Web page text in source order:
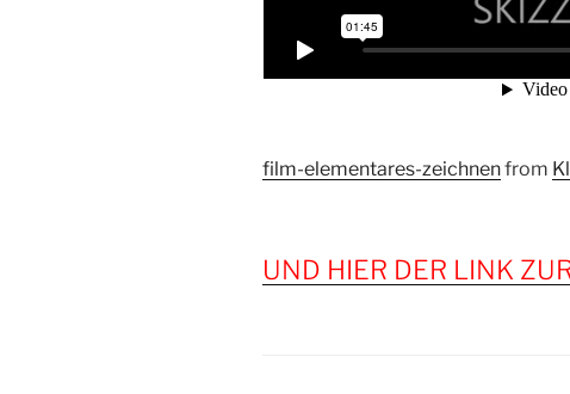
film-elementares-zeichnenfrom
UND HIER DER LINK